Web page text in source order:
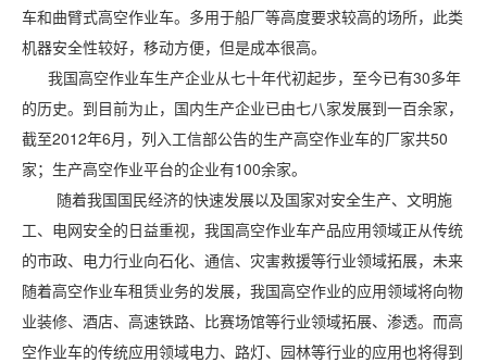
车和曲臂式高空作业车。多用于船厂等高度要求较高的场所，此类
机器安全性较好，移动方便，但是成本很高。
我国高空作业车生产企业从七十年代初起步，至今已有30多年
的历史。到目前为止，国内生产企业已由七八家发展到一百余家，
截至2012年6月，列入工信部公告的生产高空作业车的厂家共50
家；生产高空作业平台的企业有100余家。
随着我国国民经济的快速发展以及国家对安全生产、文明施
工、电网安全的日益重视，我国高空作业车产品应用领域正从传统
的市政、电力行业向石化、通信、灾害救援等行业领域拓展，未来
随着高空作业车租赁业务的发展，我国高空作业的应用领域将向物
业装修、酒店、高速铁路、比赛场馆等行业领域拓展、渗透。而高
空作业车的传统应用领域电力、路灯、园林等行业的应用也将得到